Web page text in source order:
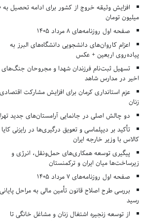
میلیون تومان
صفحه اول روزنامه‌های 8 مرداد 1405
اعزام کاروان‌های دانشجویی دانشگاه‌های البرز به
پیاده‌روی اربعین + عکس
تسهیل ثبت‌نام فرزندان شهدا و مجروحان جنگ‌های
اخیر در مدارس شاهد
عزم استانداری کرمان برای افزایش مشارکت اقتصادی
زنان
دو چالش اصلی در جانمایی آرامستان‌های جدید
تأکید بر دیپلماسی و تعویق درگیری‌ها در رایزنی کایا
کالاس با وزیر خارجه ایران
پیگیری توسعه همکاری‌های حمل‌ونقل، انرژی و
زیرساخت‌ها میان ایران و ترکمنستان
صفحه اول روزنامه‌های 7 مرداد 1405
بررسی طرح اصلاح قانون تأمین مالی به مراحل پایانی
رسید
از توسعه زنجیره اشتغال زنان و مشاغل خانگی تا